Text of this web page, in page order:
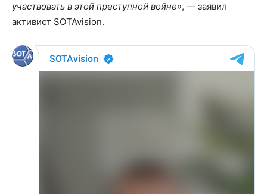
участвовать в этой преступной войне», — заявил
активист SOTAvision.